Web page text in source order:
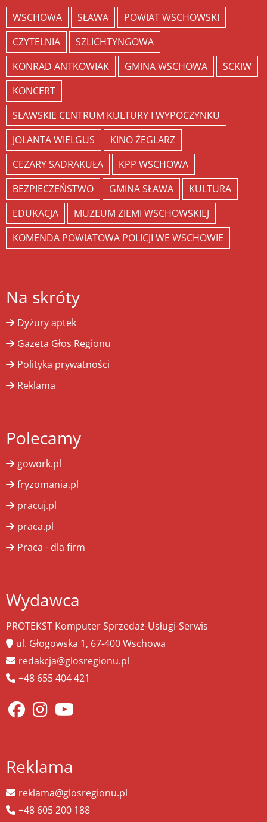
WSCHOWA SŁAWA
POWIAT WSCHOWSKI
CZYTELNIA
SZLICHTYNGOWA
KONRAD ANTKOWIAK
GMINA WSCHOWA
SCKIW
KONCERT
SŁAWSKIE CENTRUM KULTURY I WYPOCZYNKU
JOLANTA WIELGUS
KINO ŻEGLARZ
CEZARY SADRAKUŁA
KPP WSCHOWA
BEZPIECZEŃSTWO
GMINA SŁAWA
KULTURA
EDUKACJA
MUZEUM ZIEMI WSCHOWSKIEJ
KOMENDA POWIATOWA POLICJI WE WSCHOWIE
Na skróty
Dyżury aptek
Gazeta Głos Regionu
Polityka prywatności
Reklama
Polecamy
gowork.pl
fryzomania.pl
pracuj.pl
praca.pl
Praca - dla firm
Wydawca
PROTEKST Komputer Sprzedaż-Usługi-Serwis
ul. Głogowska 1, 67-400 Wschowa
redakcja@glosregionu.pl
+48 655 404 421
Reklama
reklama@glosregionu.pl
+48 605 200 188